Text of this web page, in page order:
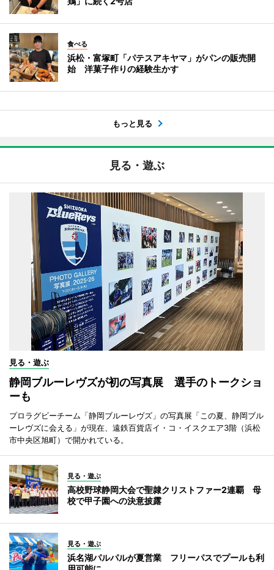
食べる
浜松・富塚町「パテスアキヤマ」がパンの販売開
始 洋菓子作りの経験生かす
もっと見る
見る・遊ぶ
見る・遊ぶ
静岡ブルーレヴズが初の写真展 選手のトークショ
ーも
プロラグビーチーム「静岡ブルーレヴズ」の写真展「この夏、静岡ブル
ーレヴズに会える」が現在、遠鉄百貨店イ・コ・イスクエア3階（浜松
市中央区旭町）で開かれている。
見る・遊ぶ
高校野球静岡大会で聖隷クリストファー2連覇 母
校で甲子園への決意披露
見る・遊ぶ
浜名湖パルパルが夏営業 フリーパスでプールも利